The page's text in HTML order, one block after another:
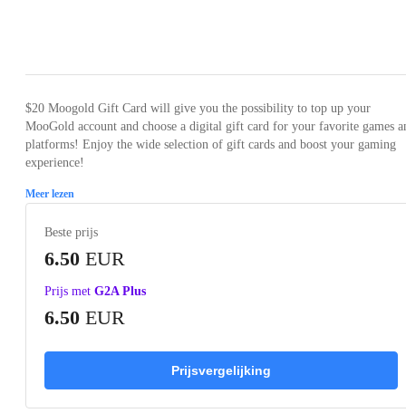
$20 Moogold Gift Card will give you the possibility to top up your
MooGold account and choose a digital gift card for your favorite games
platforms! Enjoy the wide selection of gift cards and boost your gaming
experience!
Meer lezen
Beste prijs
6.50 EUR
Prijs met G2A Plus
6.50 EUR
Prijsvergelijking